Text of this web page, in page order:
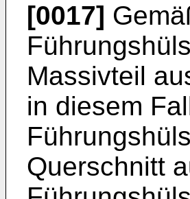
[0017]
Massivteil
in diesem
Querschnitt